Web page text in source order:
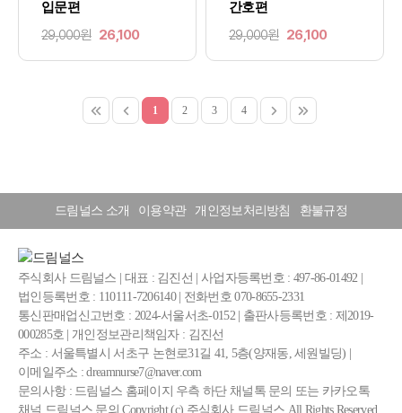
입문편
29,000원 26,100
간호편
29,000원 26,100
1 2 3 4
드림널스 소개 이용약관 개인정보처리방침 환불규정
주식회사 드림널스 | 대표 : 김진선 | 사업자등록번호 : 497-86-01492 |
법인등록번호 : 110111-7206140 | 전화번호 070-8655-2331
통신판매업신고번호 : 2024-서울서초-0152 | 출판사등록번호 : 제2019-
000285호 | 개인정보관리책임자 : 김진선
주소 : 서울특별시 서초구 논현로31길 41, 5층(양재동, 세원빌딩) |
이메일주소 : dreamnurse7@naver.com
문의사항 : 드림널스 홈페이지 우측 하단 채널톡 문의 또는 카카오톡
채널 드림널스 문의 Copyright (c) 주식회사 드림널스 All Rights Reserved.